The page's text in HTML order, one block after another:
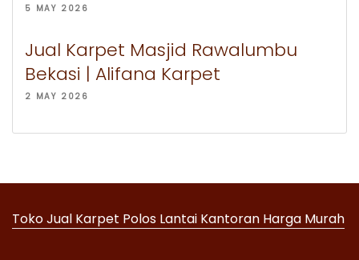
5 MAY 2026
Jual Karpet Masjid Rawalumbu
Bekasi | Alifana Karpet
2 MAY 2026
Toko Jual Karpet Polos Lantai Kantoran Harga Murah